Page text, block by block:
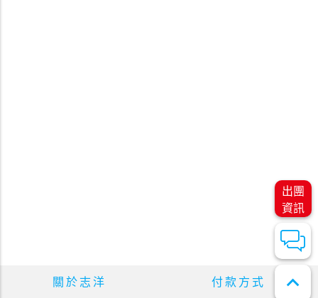
出團
資訊
expand_less
關於志洋 付款方式